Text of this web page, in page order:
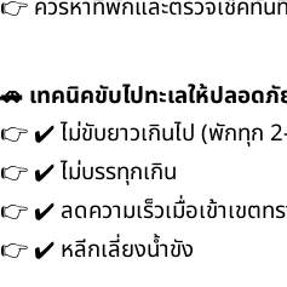
👉 ควรหาที่พักและตรวจเช็คทันที
🚗 เทคนิคขับไปทะเลให้ปลอดภั
👉 ✔️ ไม่ขับยาวเกินไป (พักทุก
👉 ✔️ ไม่บรรทุกเกิน
👉 ✔️ ลดความเร็วเมื่อเข้าเขตท
👉 ✔️ หลีกเลี่ยงน้ำขัง